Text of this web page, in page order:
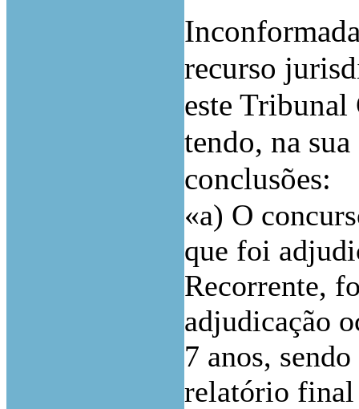
recurso
este
tendo, na
conclusões:
«a) O
que foi
Recorrente,
adjudicação
7 anos,
relatório final